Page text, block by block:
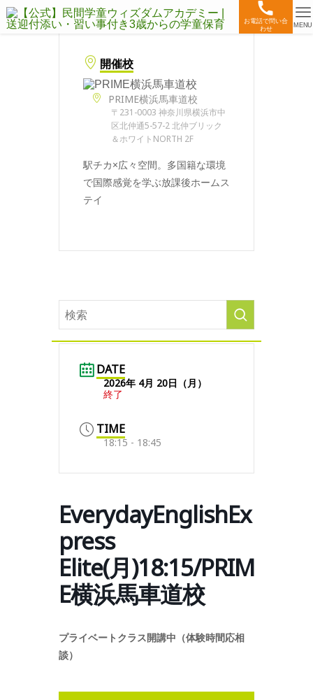
お電話で問い合
わせ
MENU
開催校
PRIME横浜馬車道校
〒231-0003 神奈川県横浜市中
区北仲通5-57-2 北仲ブリック
＆ホワイトNORTH 2F
駅チカ×広々空間。多国籍な環境
で国際感覚を学ぶ放課後ホームス
テイ
DATE
2026年 4月 20日（月）
終了
TIME
18:15 - 18:45
EverydayEnglishEx
press
Elite(月)18:15/PRIM
E横浜馬車道校
プライベートクラス開講中（体験時間応相
談）